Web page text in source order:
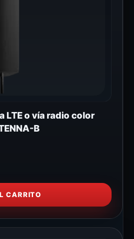
LTE o vía radio color
B
CARRITO